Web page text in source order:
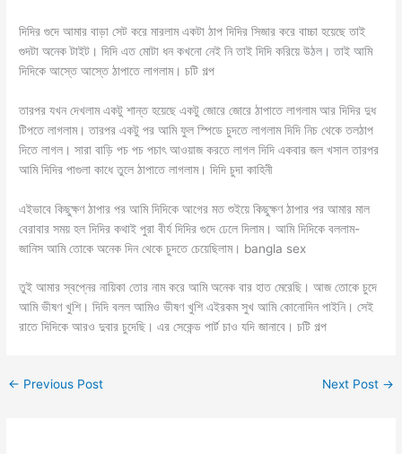
দিদির গুদে আমার বাড়া সেট করে মারলাম একটা ঠাপ দিদির সিজার করে বাচ্চা হয়েছে তাই
গুদটা অনেক টাইট। দিদি এত মোটা ধন কখনো নেই নি তাই দিদি করিয়ে উঠল। তাই আমি
দিদিকে আস্তে আস্তে ঠাপাতে লাগলাম। চটি গল্প
তারপর যখন দেখলাম একটু শান্ত হয়েছে একটু জোরে জোরে ঠাপাতে লাগলাম আর দিদির দুধ
টিপতে লাগলাম। তারপর একটু পর আমি ফুল স্পিডে চুদতে লাগলাম দিদি নিচ থেকে তলঠাপ
দিতে লাগল। সারা বাড়ি পচ পচ পচাৎ আওয়াজ করতে লাগল দিদি একবার জল খসাল তারপর
আমি দিদির পাগুলা কাধে তুলে ঠাপাতে লাগলাম। দিদি চুদা কাহিনী
এইভাবে কিছুক্ষণ ঠাপার পর আমি দিদিকে আগের মত শুইয়ে কিছুক্ষণ ঠাপার পর আমার মাল
বেরাবার সময় হল দিদির কথাই পুরা বীর্য দিদির গুদে ঢেলে দিলাম। আমি দিদিকে বললাম-
জানিস আমি তোকে অনেক দিন থেকে চুদতে চেয়েছিলাম। bangla sex
তুই আমার স্বপ্নের নায়িকা তোর নাম করে আমি অনেক বার হাত মেরেছি। আজ তোকে চুদে
আমি ভীষণ খুশি। দিদি বলল আমিও ভীষণ খুশি এইরকম সুখ আমি কোনোদিন পাইনি। সেই
রাতে দিদিকে আরও দুবার চুদেছি। এর সেকেন্ড পার্ট চাও যদি জানাবে। চটি গল্প
← Previous Post Next Post →